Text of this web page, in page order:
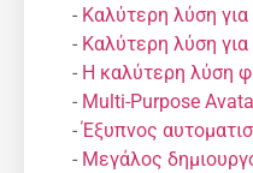
- Καλύτερη λύση για
- Καλύτερη λύση
- Η καλύτερη λύση
- Multi-Purpose
-Έξυπνος
- Μεγάλος